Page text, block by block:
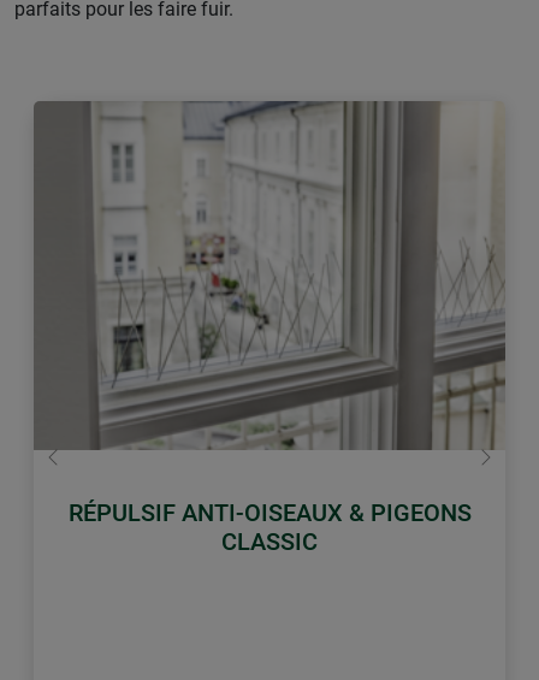
parfaits pour les faire fuir.
RÉPULSIF ANTI-OISEAUX & PIGEONS
CLASSIC
retour